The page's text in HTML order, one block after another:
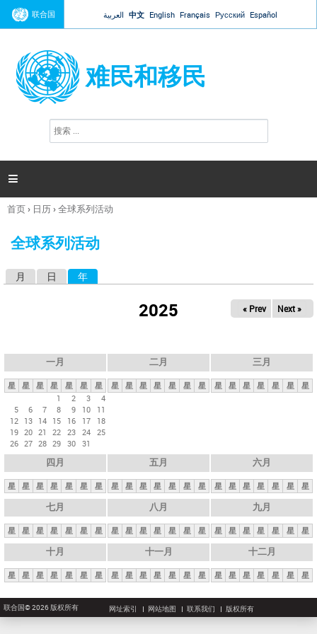
Jump to navigation
联合国 العربية 中文 English Français Русский Español
难民和移民
搜
索

你
这
首页› 日历›全球系列活动
全球系列活动
月 日 年
2025 « Prev Next »
一月
星 星 星 星 星 星
星
1
2 3
4
5
6 7 8 9 10
11
12 13 14 15 16 17
18
19 20 21 22 23 24 25
26 27 28 29 30 31
二月
星 星 星 星 星 星 星
三月
星 星 星 星 星 星 星
四月
星 星 星 星 星 星 星
五月
星 星 星 星 星 星 星
六月
星 星 星 星 星 星 星
七月
星 星 星 星 星 星 星
八月
星 星 星 星 星 星 星
九月
星 星 星 星 星 星 星
十月
星 星 星 星 星 星 星
十一月
星 星 星 星 星 星 星
十二月
星 星 星 星 星 星 星
联合国© 2026 版权所有 网址索引 网站地图 联系我们 版权所有